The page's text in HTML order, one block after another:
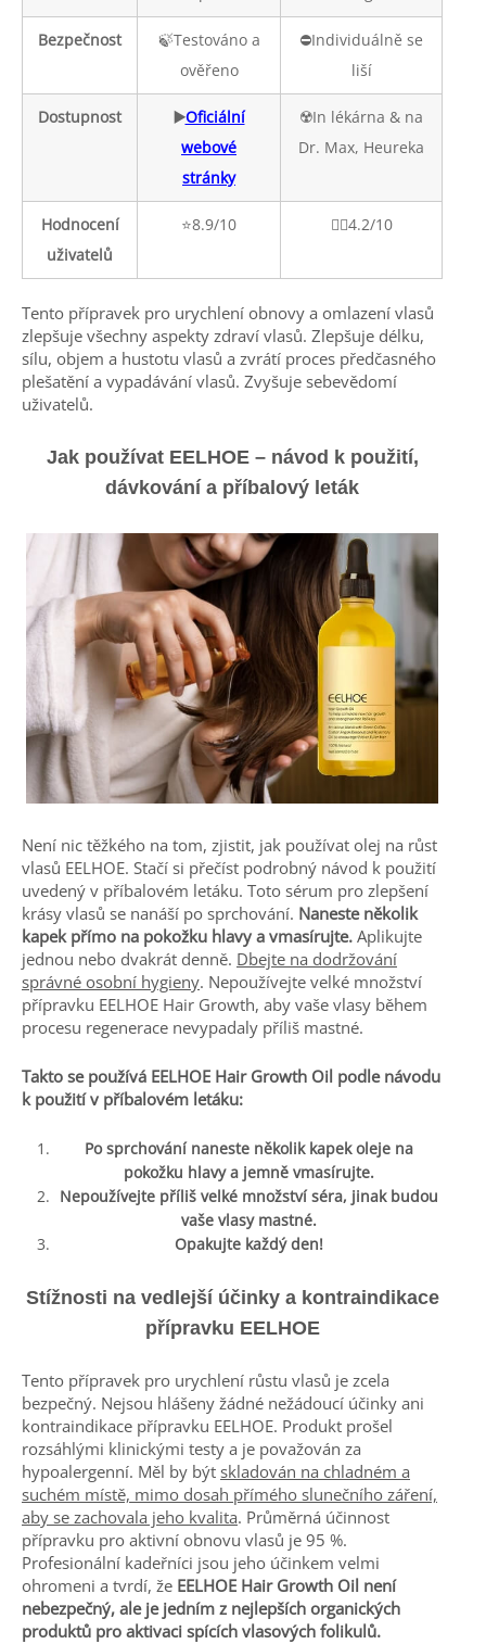
Bezpečnost
🍃Testováno a
ověřeno
⛔️Individuálně se
liší
Dostupnost ▶️Oficiální
webové
stránky
☢️In lékárna & na
Dr. Max, Heureka
Hodnocení
uživatelů
⭐️8.9/10 👎🏼4.2/10
Tento přípravek pro urychlení obnovy a omlazení vlasů
zlepšuje všechny aspekty zdraví vlasů. Zlepšuje délku,
sílu, objem a hustotu vlasů a zvrátí proces předčasného
plešatění a vypadávání vlasů. Zvyšuje sebevědomí
uživatelů.
Jak používat EELHOE – návod k použití,
dávkování a příbalový leták
Není nic těžkého na tom, zjistit, jak používat olej na růst
vlasů EELHOE. Stačí si přečíst podrobný návod k použití
uvedený v příbalovém letáku. Toto sérum pro zlepšení
krásy vlasů se nanáší po sprchování. Naneste několik
kapek přímo na pokožku hlavy a vmasírujte. Aplikujte
jednou nebo dvakrát denně. Dbejte na dodržování
správné osobní hygieny. Nepoužívejte velké množství
přípravku EELHOE Hair Growth, aby vaše vlasy během
procesu regenerace nevypadaly příliš mastné.
Takto se používá EELHOE Hair Growth Oil podle návodu
k použití v příbalovém letáku:
Po sprchování naneste několik kapek oleje na
pokožku hlavy a jemně vmasírujte.
Nepoužívejte příliš velké množství séra, jinak budou
vaše vlasy mastné.
Opakujte každý den!
Stížnosti na vedlejší účinky a kontraindikace
přípravku EELHOE
Tento přípravek pro urychlení růstu vlasů je zcela
bezpečný. Nejsou hlášeny žádné nežádoucí účinky ani
kontraindikace přípravku EELHOE. Produkt prošel
rozsáhlými klinickými testy a je považován za
hypoalergenní. Měl by být skladován na chladném a
suchém místě, mimo dosah přímého slunečního záření,
aby se zachovala jeho kvalita. Průměrná účinnost
přípravku pro aktivní obnovu vlasů je 95 %.
Profesionální kadeřníci jsou jeho účinkem velmi
ohromeni a tvrdí, že EELHOE Hair Growth Oil není
nebezpečný, ale je jedním z nejlepších organických
produktů pro aktivaci spících vlasových folikulů.